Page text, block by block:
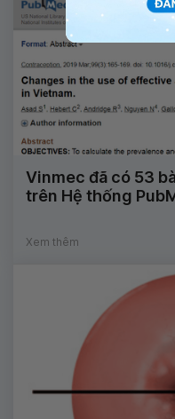
Vinmec đã có 53
trên Hệ thống
Xem thêm